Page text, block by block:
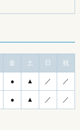
金 土 日 祝
● ▲ ／ ／
● ▲ ／ ／